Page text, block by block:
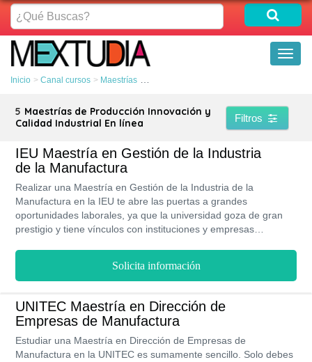
¿Qué
Buscas?
Inicio Canal cursos Maestrías Producción Innovación y Calidad Industrial
5 Maestrías de Producción Innovación y
Calidad Industrial En línea
Filtros
IEU Maestría en Gestión de la Industria
de la Manufactura
Realizar una Maestría en Gestión de la Industria de la
Manufactura en la IEU te abre las puertas a grandes
oportunidades laborales, ya que la universidad goza de gran
prestigio y tiene vínculos con instituciones y empresas
son elevados los estudiantes tendrán acceso a una educación
basada en excelencia académica y, adicionalmente ofrece
becas y descuentos en las inscripciones y colegiaturas.
Solicita información
UNITEC Maestría en Dirección de
Empresas de Manufactura
Estudiar una Maestría en Dirección de Empresas de
Manufactura en la UNITEC es sumamente sencillo. Solo debes